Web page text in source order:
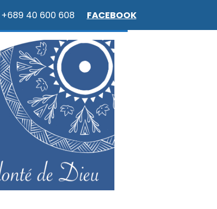
+689 40 600 608 FACEBOOK